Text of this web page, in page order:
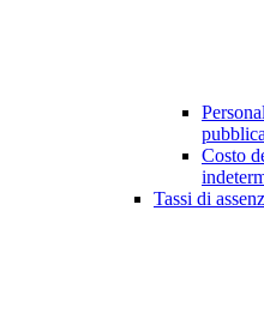
Costo
Tassi di